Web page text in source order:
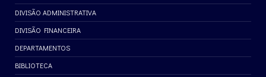
DIVISÃO ADMINISTRATIVA
DIVISÃO FINANCEIRA
DEPARTAMENTOS
BIBLIOTECA